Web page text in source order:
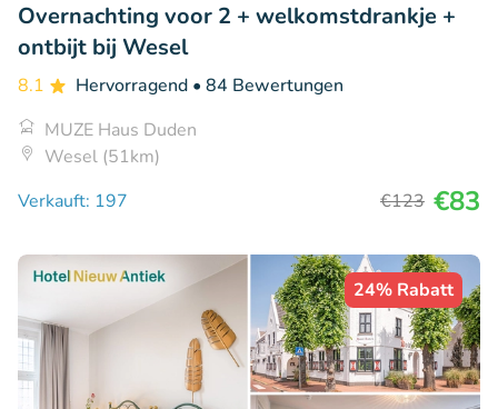
Overnachting voor 2 + welkomstdrankje +
ontbijt bij Wesel
8.1 Hervorragend • 84 Bewertungen
MUZE Haus Duden
Wesel (51km)
Verkauft: 197
€123 €83
24% Rabatt